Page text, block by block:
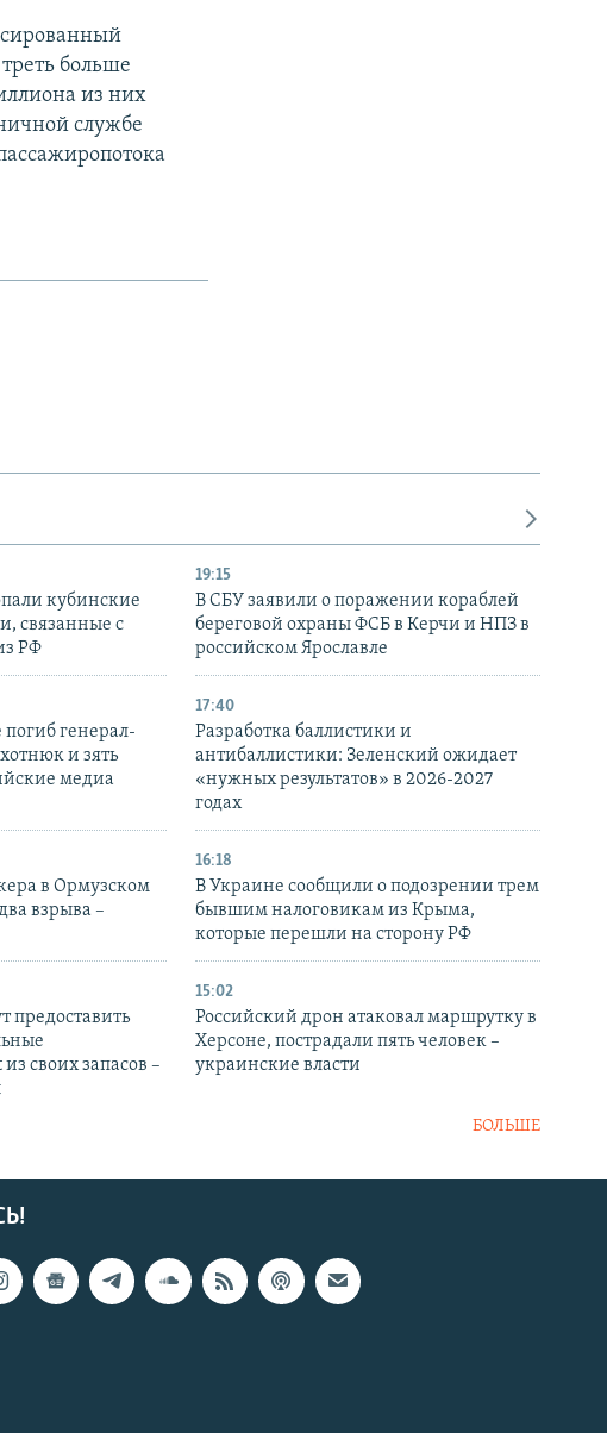
больше
из них
службе
кубинские
связанные с
РФ
19:15
В СБУ заявили о поражении кораблей
береговой охраны ФСБ в Керчи и НПЗ в
российском Ярославле
генерал-
и зять
медиа
17:40
Разработка баллистики и
антибаллистики: Зеленский ожидает
«нужных результатов» в 2026-2027
годах
в Ормузском
взрыва –
16:18
В Украине сообщили о подозрении трем
бывшим налоговикам из Крыма,
которые перешли на сторону РФ
предоставить
своих запасов –
15:02
Российский дрон атаковал маршрутку в
Херсоне, пострадали пять человек –
украинские власти
БОЛЬШЕ